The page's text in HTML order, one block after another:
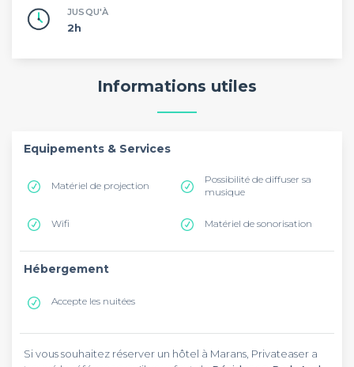
JUSQU'À
2h
Informations utiles
Equipements & Services
Matériel de projection
Possibilité de diffuser sa
musique
Wifi Matériel de sonorisation
Hébergement
Accepte les nuitées
Si vous souhaitez réserver un hôtel à Marans, Privateaser a